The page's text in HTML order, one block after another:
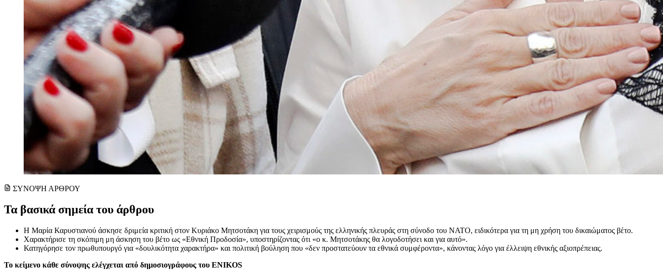
ΣΥΝΟΨΗ ΑΡΘΡΟΥ
Τα βασικά σημεία του άρθρου
Η Μαρία Καρυστιανού άσκησε δριμεία κριτική στον Κυριάκο Μητσοτάκη για τους χειρισμούς της ελληνικής πλευράς στη σύνοδο του ΝΑΤΟ, ειδικότερα για τη μη χρήση του δικαιώματος βέτο.
Χαρακτήρισε τη σκόπιμη μη άσκηση του βέτο ως «Εθνική Προδοσία», υποστηρίζοντας ότι «ο κ. Μητσοτάκης θα λογοδοτήσει και για αυτό».
Κατηγόρησε τον πρωθυπουργό για «δουλικότητα χαρακτήρα» και πολιτική βούληση που «δεν προστατεύουν τα εθνικά συμφέροντα», κάνοντας λόγο για έλλειψη εθνικής αξιοπρέπειας.
Το κείμενο κάθε σύνοψης ελέγχεται από δημοσιογράφους του ENIKOS